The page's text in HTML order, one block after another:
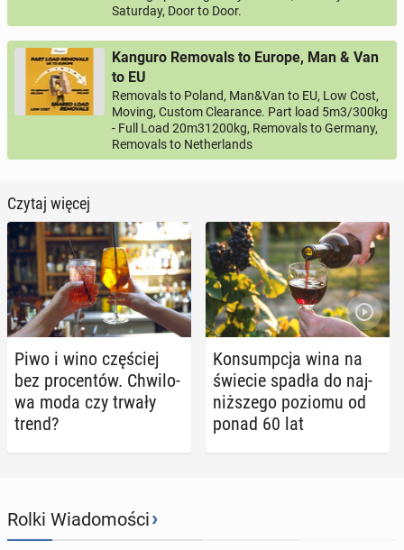
Saturday, Door to Door.
Kanguro Removals to Europe, Man & Van
to EU
Removals to Poland, Man&Van to EU, Low Cost,
Moving, Custom Clearance. Part load 5m3/300kg
- Full Load 20m31200kg, Removals to Germany,
Removals to Netherlands
Czytaj więcej
Piwo i wino czę­ściej
bez pro­cen­tów. Chwi­lo­
wa moda czy trwały
trend?
Kon­sump­cja wina na
świecie spadła do naj­
niż­sze­go poziomu od
ponad 60 lat
Rolki Wiadomości›